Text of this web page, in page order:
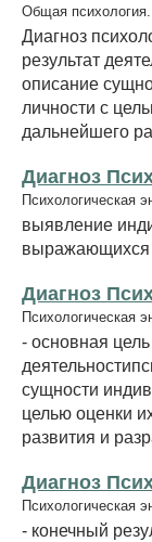
Общая
Диагноз
результат
описание
личности с
дальнейшего
Диагноз
Психологическая
выявление
выражающихся
Диагноз
Психологическая
- основная
сущности
целью оценки
развития и
Диагноз
Психологическая
- конечный